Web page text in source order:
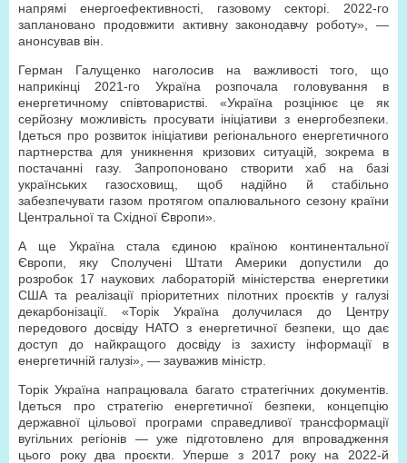
напрямі енергоефективності, газовому секторі. 2022-го
заплановано продовжити активну законодавчу роботу», —
анонсував він.
Герман Галущенко наголосив на важливості того, що
наприкінці 2021-го Україна розпочала головування в
енергетичному співтоваристві. «Україна розцінює це як
серйозну можливість просувати ініціативи з енергобезпеки.
Ідеться про розвиток ініціативи регіонального енергетичного
партнерства для уникнення кризових ситуацій, зокрема в
постачанні газу. Запропоновано створити хаб на базі
українських газосховищ, щоб надійно й стабільно
забезпечувати газом протягом опалювального сезону країни
Центральної та Східної Європи».
А ще Україна стала єдиною країною континентальної
Європи, яку Сполучені Штати Америки допустили до
розробок 17 наукових лабораторій міністерства енергетики
США та реалізації пріоритетних пілотних проєктів у галузі
декарбонізації. «Торік Україна долучилася до Центру
передового досвіду НАТО з енергетичної безпеки, що дає
доступ до найкращого досвіду із захисту інформації в
енергетичній галузі», — зауважив міністр.
Торік Україна напрацювала багато стратегічних документів.
Ідеться про стратегію енергетичної безпеки, концепцію
державної цільової програми справедливої трансформації
вугільних регіонів — уже підготовлено для впровадження
цього року два проєкти. Уперше з 2017 року на 2022-й